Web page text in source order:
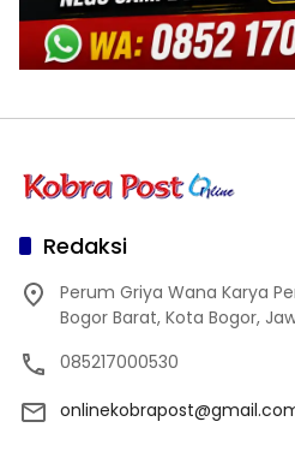
Redaksi
Perum Griya Wana Karya
Bogor Barat, Kota Bogor,
085217000530